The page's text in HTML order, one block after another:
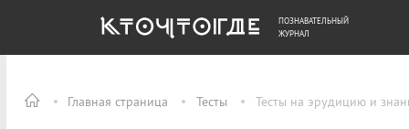
Главная страница Тесты Тесты на эрудицию и
ОБЩЕСТВО ДЕНЬГИ
ПОЗНАВАТЕЛЬНЫЙ
ЖУРНАЛ